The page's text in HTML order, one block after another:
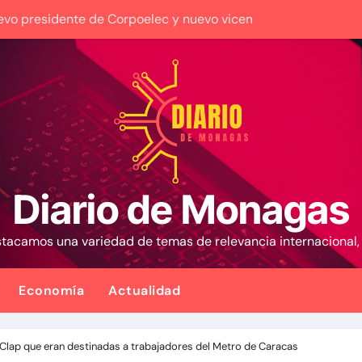
presidente de Corpoelec y nuevo viceministro de
los controles fronterizos con Italia tras el rechazo de Roma
incendio de gran magnitud en zona industrial de El
de Compañía Nacional de Gas de Trinidad y Tobago
en la 9na y superan 3-2 a Bravos en 10 innings tras larga
de alta precisión contra la industria militar en Kiev
transición sino una ocupación a la fuerza
tendrán una tasa de 5% y se analiza exoneración
de dólares a Colombia para un paquete de
Diario de Monagas
una variedad de temas de relevancia
Economía Actualidad
que eran destinadas a trabajadores del Metro de Caracas